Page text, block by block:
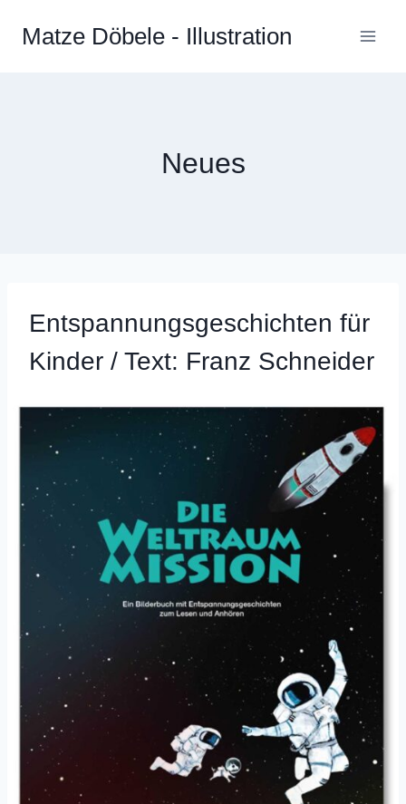
InhaltMatze Döbele - Illustration
Neues
Entspannungsgeschichten für
Kinder / Text: Franz Schneider